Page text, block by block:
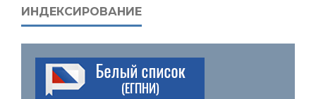
ИНДЕКСИРОВАНИЕ